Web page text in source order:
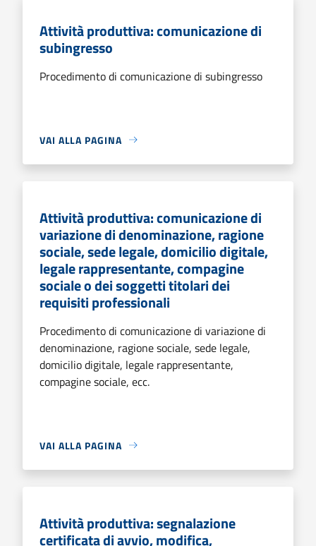
Attività produttiva: comunicazione di
subingresso
Procedimento di comunicazione di subingresso
VAI ALLA PAGINA
Attività produttiva: comunicazione di
variazione di denominazione, ragione
sociale, sede legale, domicilio digitale,
legale rappresentante, compagine
sociale o dei soggetti titolari dei
requisiti professionali
Procedimento di comunicazione di variazione di
denominazione, ragione sociale, sede legale,
domicilio digitale, legale rappresentante,
compagine sociale, ecc.
VAI ALLA PAGINA
Attività produttiva: segnalazione
certificata di avvio, modifica,